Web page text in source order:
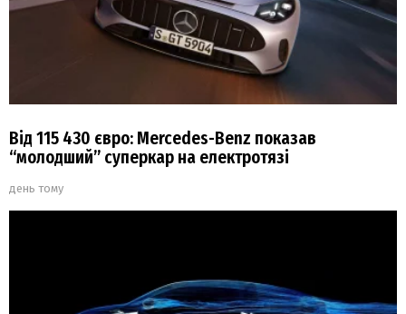
Від 115 430 євро: Mercedes-Benz показав
“молодший” суперкар на електротязі
день тому